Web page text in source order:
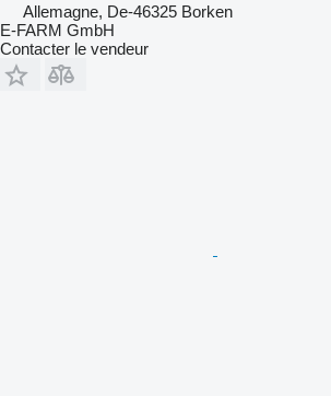
Allemagne, De-46325 Borken
E-FARM GmbH
Contacter le vendeur